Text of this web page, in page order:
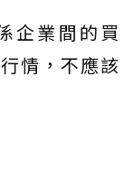
企業間的買
情，不應該